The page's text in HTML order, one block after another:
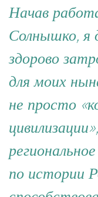
Начав
Солнышко, я
здорово
для моих
не просто
по истории